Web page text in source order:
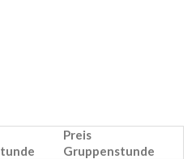
Preis
Gruppenstunde